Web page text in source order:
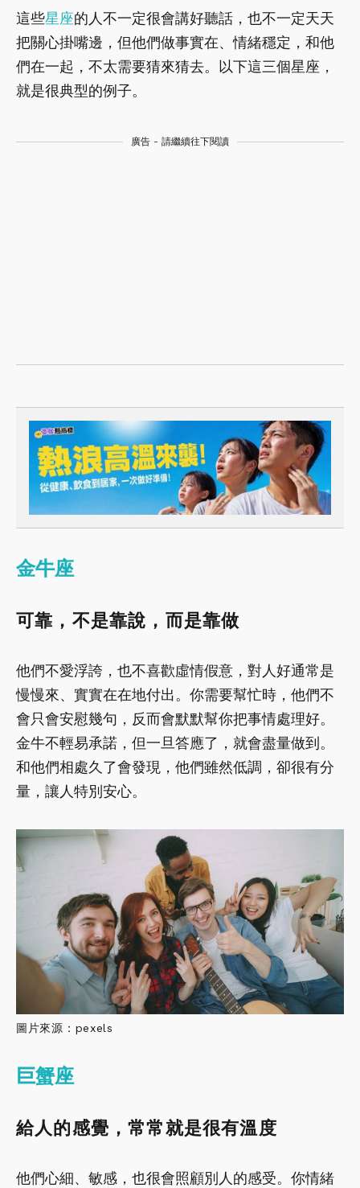
這些星座的人不一定很會講好聽話，也不一定天天
把關心掛嘴邊，但他們做事實在、情緒穩定，和他
們在一起，不太需要猜來猜去。以下這三個星座，
就是很典型的例子。
廣告 - 請繼續往下閱讀
金牛座
可靠，不是靠說，而是靠做
他們不愛浮誇，也不喜歡虛情假意，對人好通常是
慢慢來、實實在在地付出。你需要幫忙時，他們不
會只會安慰幾句，反而會默默幫你把事情處理好。
金牛不輕易承諾，但一旦答應了，就會盡量做到。
和他們相處久了會發現，他們雖然低調，卻很有分
量，讓人特別安心。
圖片來源：pexels
巨蟹座
給人的感覺，常常就是很有溫度
他們心細、敏感，也很會照顧別人的感受。你情緒